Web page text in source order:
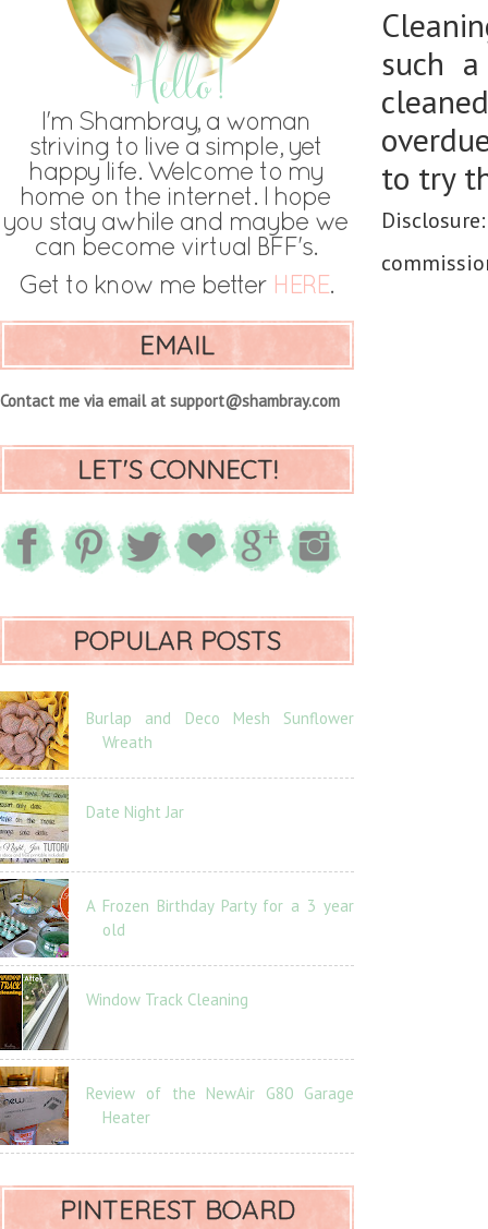
such
to try
EMAIL
Contact me via email at support@shambray.com
LET'S CONNECT!
POPULAR POSTS
Burlap and Deco Mesh Sunflower
Wreath
Date Night Jar
A Frozen Birthday Party for a 3 year
old
Window Track Cleaning
Review of the NewAir G80 Garage
Heater
PINTEREST BOARD